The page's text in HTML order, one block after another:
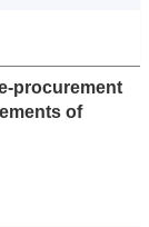
procurement
of